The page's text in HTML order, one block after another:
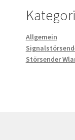
Allgemein
Störsender